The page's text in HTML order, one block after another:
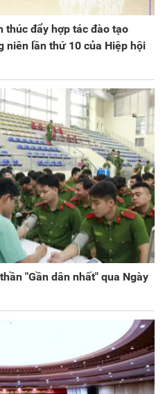
thúc đẩy hợp tác đào tạo
niên lần thứ 10 của Hiệp hội
"Gần dân nhất" qua Ngày